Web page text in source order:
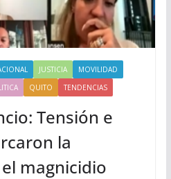
JUSTICIA
MOVILIDAD
QUITO TENDENCIAS
Tensión e
la
magnicidio